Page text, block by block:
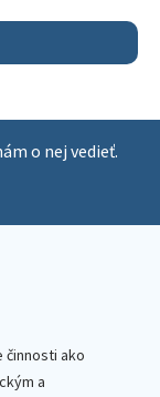
o nej vedieť.
činnosti ako
a